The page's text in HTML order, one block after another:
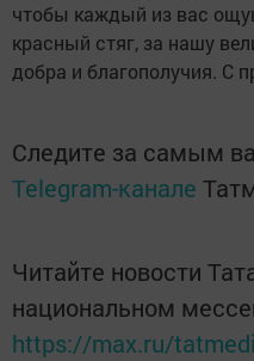
чтобы каждый из вас
красный стяг, за нашу
добра и благополучия. С
Следите за самым
Telegram-канале
Читайте новости
национальном
https://max.ru/